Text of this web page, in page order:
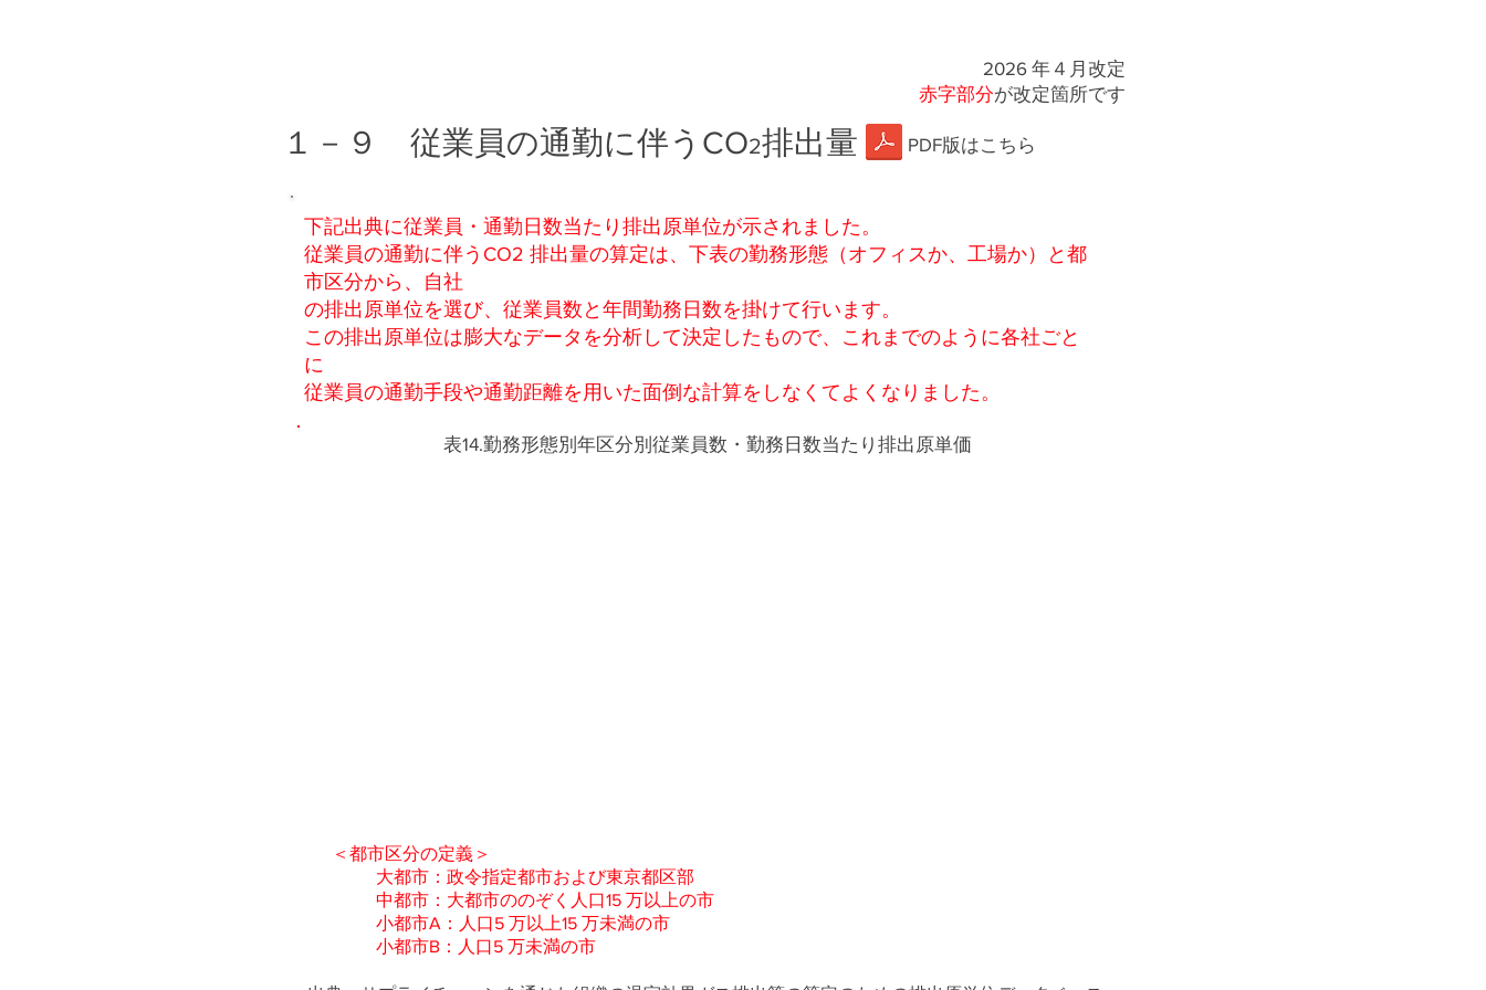
2026 年４月改定
赤字部分が改定箇所です
１－９ 従業員の通勤に伴うCO2排出量 PDF版はこちら
下記出典に従業員・通勤日数当たり排出原単位が示されました。
従業員の通勤に伴うCO2 排出量の算定は、下表の勤務形態（オフィスか、工場か）と都
市区分から、自社
の排出原単位を選び、従業員数と年間勤務日数を掛けて行います。
この排出原単位は膨大なデータを分析して決定したもので、これまでのように各社ごと
に
従業員の通勤手段や通勤距離を用いた面倒な計算をしなくてよくなりました。
​表14.勤務形態別年区分別従業員数・勤務日数当たり排出原単価
＜都市区分の定義＞
大都市：政令指定都市および東京都区部
中都市：大都市ののぞく人口15 万以上の市
小都市A：人口5 万以上15 万未満の市
小都市B：人口5 万未満の市